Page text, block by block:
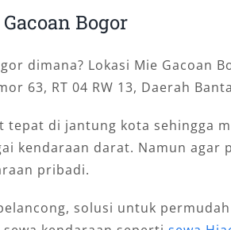
Bogor
dimana? Lokasi Mie Gacoan
63, RT 04 RW 13, Daerah
tepat di jantung kota sehingga
kendaraan darat. Namun agar
pribadi.
solusi untuk